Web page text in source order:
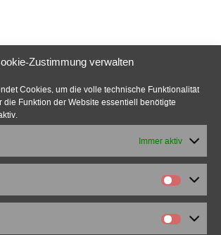
Zustimmung verwalten
Cookies, um die volle technische Funktionalität
die Funktion der Website essentiell benötigte
Immer aktiv